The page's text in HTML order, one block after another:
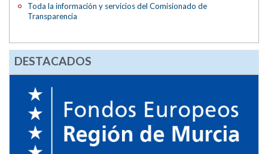
Toda la información y servicios del Comisionado de
Transparencia
DESTACADOS